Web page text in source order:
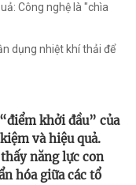
Công nghệ là "chìa
dụng nhiệt khí thải để
khởi đầu” của
và hiệu quả.
năng lực con
hóa giữa các tổ